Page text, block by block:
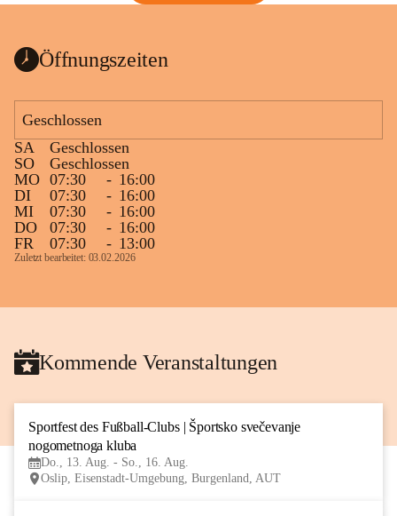
Öffnungszeiten
Geschlossen
SA
Geschlossen
SO
Geschlossen
MO 07:30 - 16:00
DI
07:30 - 16:00
MI
07:30 - 16:00
DO
07:30 - 16:00
FR
07:30 - 13:00
Zuletzt bearbeitet: 03.02.2026
Kommende Veranstaltungen
Sportfest des Fußball-Clubs | Športsko svečevanje
nogometnoga kluba
Do., 13. Aug. - So., 16. Aug.
Oslip, Eisenstadt-Umgebung, Burgenland, AUT